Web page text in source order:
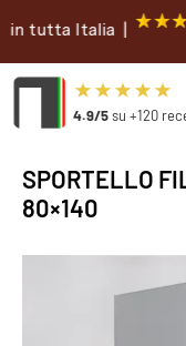
Italia | |
4.9/5su +120
SPORTELLO
80×140